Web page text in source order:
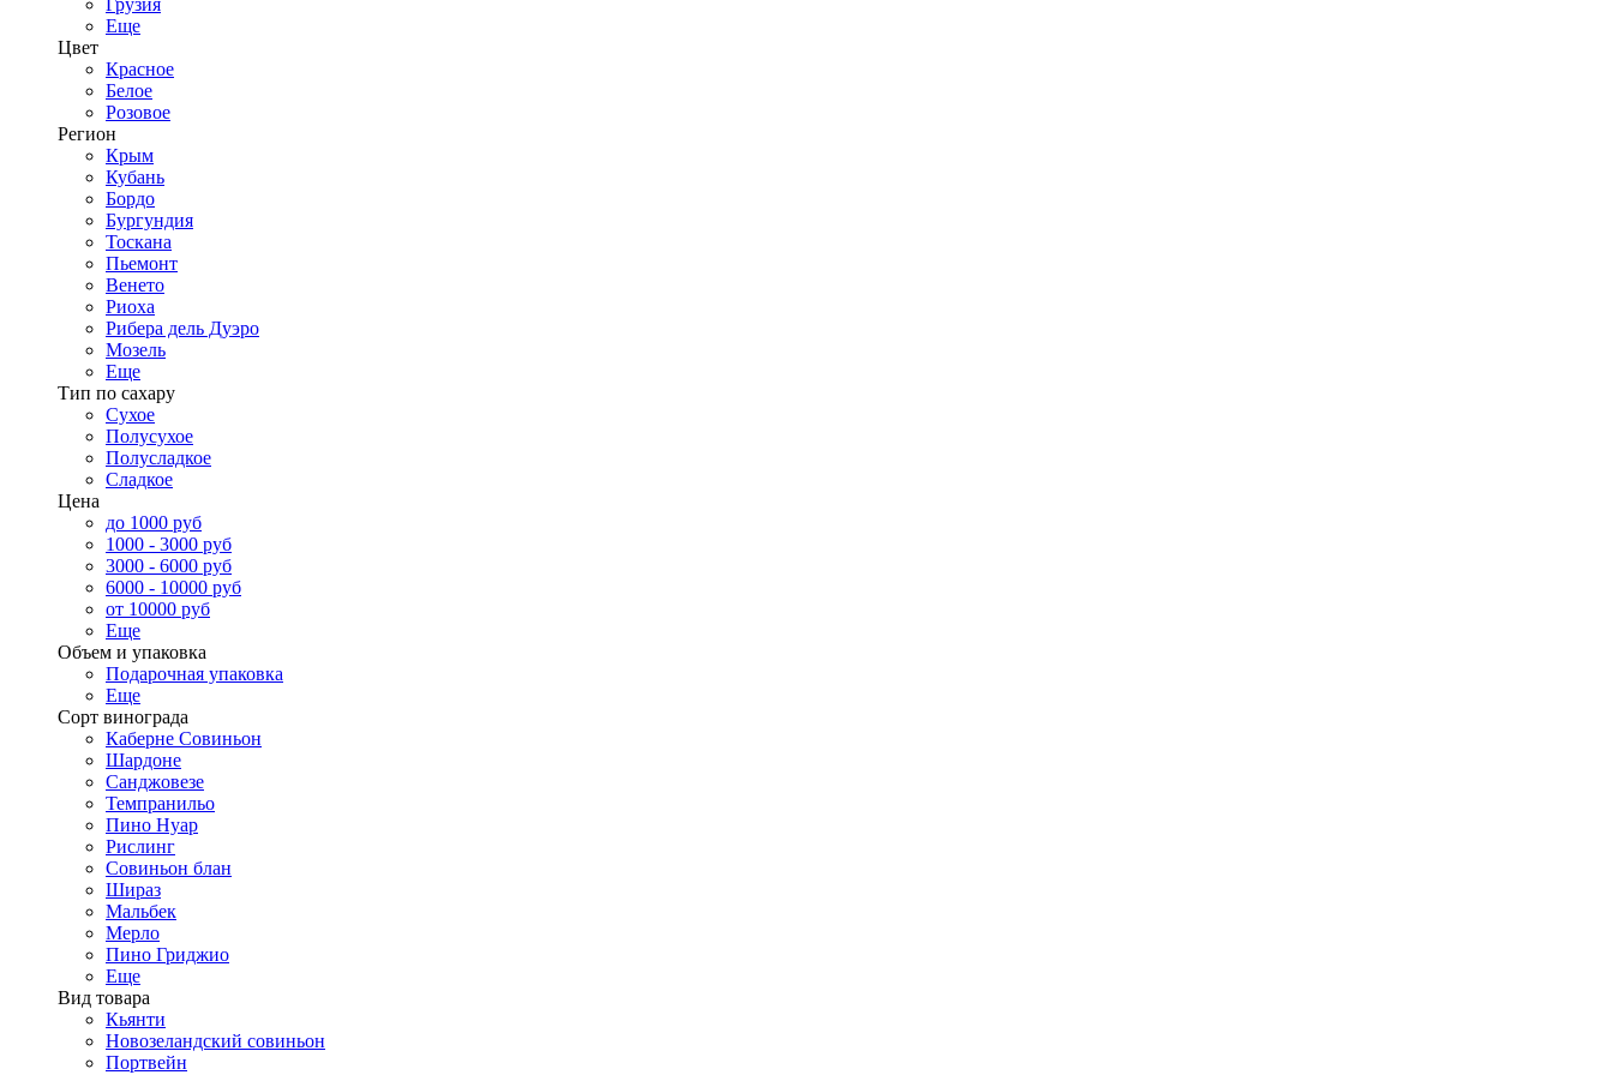
Грузия
Еще
Цвет
Красное
Белое
Розовое
Регион
Крым
Кубань
Бордо
Бургундия
Тоскана
Пьемонт
Венето
Риоха
Рибера дель Дуэро
Мозель
Еще
Тип по сахару
Сухое
Полусухое
Полусладкое
Сладкое
Цена
до 1000 руб
1000 - 3000 руб
3000 - 6000 руб
6000 - 10000 руб
от 10000 руб
Еще
Объем и упаковка
Подарочная упаковка
Еще
Сорт винограда
Каберне Совиньон
Шардоне
Санджовезе
Темпранильо
Пино Нуар
Рислинг
Совиньон блан
Шираз
Мальбек
Мерло
Пино Гриджио
Еще
Вид товара
Кьянти
Новозеландский совиньон
Портвейн